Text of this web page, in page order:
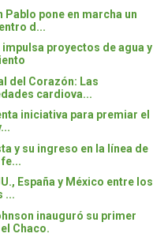
Pablo pone en marcha un
d...
impulsa proyectos de agua y
del Corazón: Las
cardiova...
iniciativa para premiar el
y su ingreso en la línea de
España y México entre los
...
inauguró su primer
Chaco.